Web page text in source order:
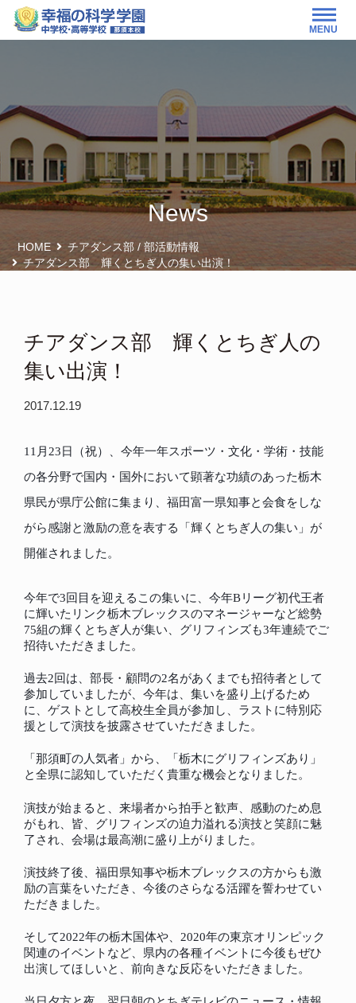
MENU
News
HOME チアダンス部 / 部活動情報
チアダンス部 輝くとちぎ人の集い出演！
チアダンス部 輝くとちぎ人の
集い出演！
2017.12.19
11 月 23 日（祝）、今年一年スポーツ・文化・学術・技能
の各分野で国内・国外において顕著な功績のあった栃木
県民が県庁公館に集まり、福田富一県知事と会食をしな
がら感謝と激励の意を表する「輝くとちぎ人の集い」が
開催されました。
今年で3回目を迎えるこの集いに、今年Bリーグ初代王者
に輝いたリンク栃木ブレックスのマネージャーなど総勢
75組の輝くとちぎ人が集い、グリフィンズも3年連続でご
招待いただきました。
過去2回は、部長・顧問の2名があくまでも招待者として
参加していましたが、今年は、集いを盛り上げるため
に、ゲストとして高校生全員が参加し、ラストに特別応
援として演技を披露させていただきました。
「那須町の人気者」から、「栃木にグリフィンズあり」
と全県に認知していただく貴重な機会となりました。
演技が始まると、来場者から拍手と歓声、感動のため息
がもれ、皆、グリフィンズの迫力溢れる演技と笑顔に魅
了され、会場は最高潮に盛り上がりました。
演技終了後、福田県知事や栃木ブレックスの方からも激
励の言葉をいただき、今後のさらなる活躍を誓わせてい
ただきました。
そして2022年の栃木国体や、 2020年の東京オリンピック
関連のイベントなど、県内の各種イベントに今後もぜひ
出演してほしいと、前向きな反応をいただきました。